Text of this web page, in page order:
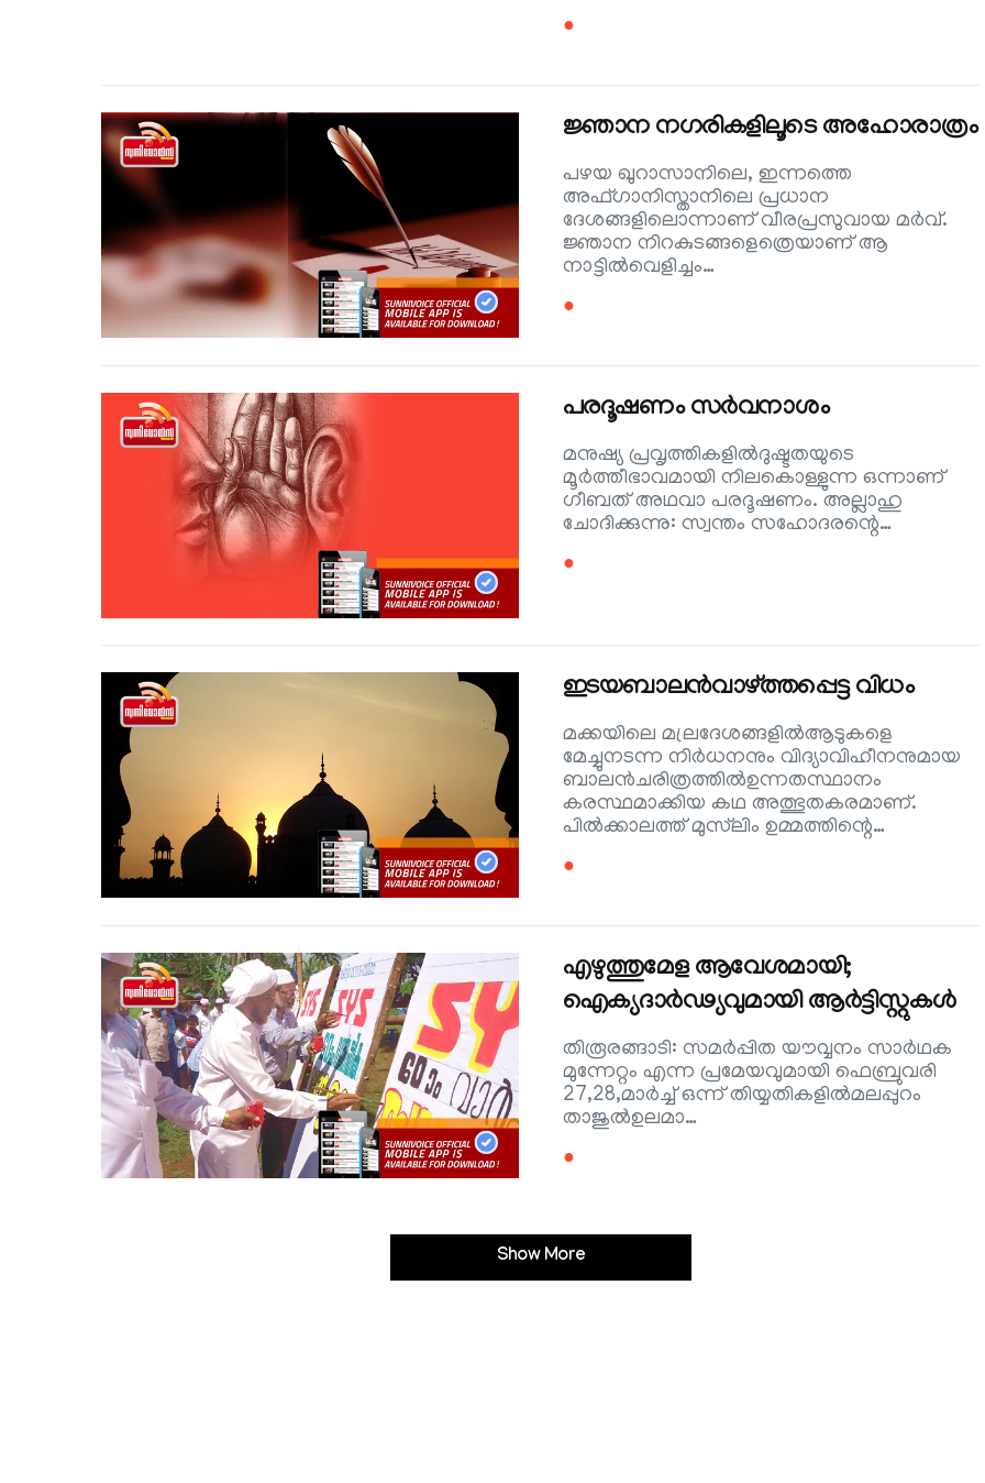
●
ജ്ഞാന നഗരികളിലൂടെ അഹോരാത്രം
പഴയ ഖുറാസാനിലെ, ഇന്നത്തെ
അഫ്ഗാനിസ്താനിലെ പ്രധാന
ദേശങ്ങളിലൊന്നാണ് വീരപ്രസുവായ മര്‍വ്.
ജ്ഞാന നിറകുടങ്ങളെത്രെയാണ് ആ
നാട്ടില്‍വെളിച്ചം…
●
പരദൂഷണം സര്‍വനാശം
മനുഷ്യ പ്രവൃത്തികളില്‍ദുഷ്ടതയുടെ
മൂര്‍ത്തീഭാവമായി നിലകൊള്ളുന്ന ഒന്നാണ്
ഗീബത് അഥവാ പരദൂഷണം. അല്ലാഹു
ചോദിക്കുന്നു: സ്വന്തം സഹോദരന്റെ…
●
ഇടയബാലന്‍വാഴ്ത്തപ്പെട്ട വിധം
മക്കയിലെ മല്രദേശങ്ങളില്‍ആടുകളെ
മേച്ചുനടന്ന നിര്‍ധനനും വിദ്യാവിഹീനനുമായ
ബാലന്‍ചരിത്രത്തില്‍ഉന്നതസ്ഥാനം
കരസ്ഥമാക്കിയ കഥ അത്ഭുതകരമാണ്.
പില്‍ക്കാലത്ത് മുസ്‌ലിം ഉമ്മത്തിന്റെ…
●
എഴുത്തുമേള ആവേശമായി;
ഐക്യദാര്‍ഢ്യവുമായി ആര്‍ട്ടിസ്റ്റുകള്‍
തിരൂരങ്ങാടി: സമര്‍പ്പിത യൗവ്വനം സാര്‍ഥക
മുന്നേറ്റം എന്ന പ്രമേയവുമായി ഫെബ്രുവരി
27,28,മാര്‍ച്ച് ഒന്ന് തിയ്യതികളില്‍മലപ്പുറം
താജുല്‍ഉലമാ…
●
Show More